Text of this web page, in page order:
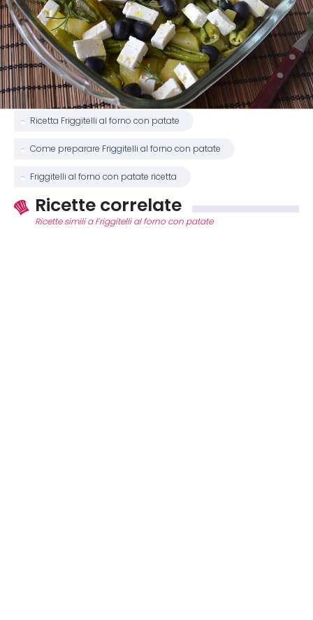
Ricetta Friggitelli al forno con patate
Come preparare Friggitelli al forno con patate
Friggitelli al forno con patate ricetta
Ricette correlate
Ricette simili a Friggitelli al forno con patate